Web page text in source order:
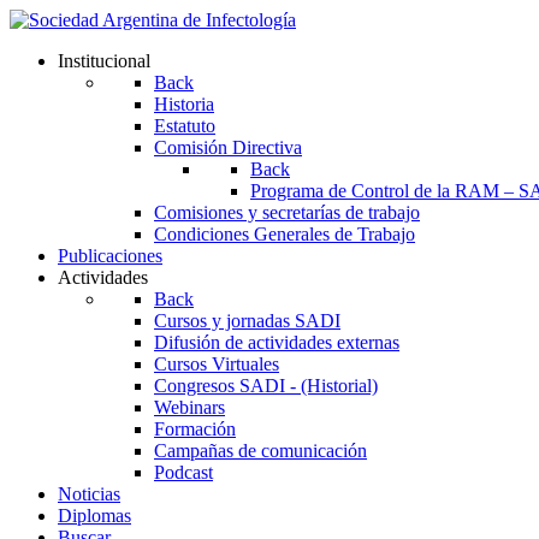
Institucional
Back
Historia
Estatuto
Comisión Directiva
Back
Programa de Control de la RAM –
Comisiones y secretarías de trabajo
Condiciones Generales de Trabajo
Publicaciones
Actividades
Back
Cursos y jornadas SADI
Difusión de actividades externas
Cursos Virtuales
Congresos SADI - (Historial)
Webinars
Formación
Campañas de comunicación
Podcast
Noticias
Diplomas